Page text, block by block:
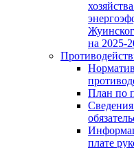
на 2025-
План по
плате